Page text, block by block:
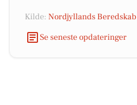
Kilde: Nordjyllands Beredskab
Se seneste opdateringer